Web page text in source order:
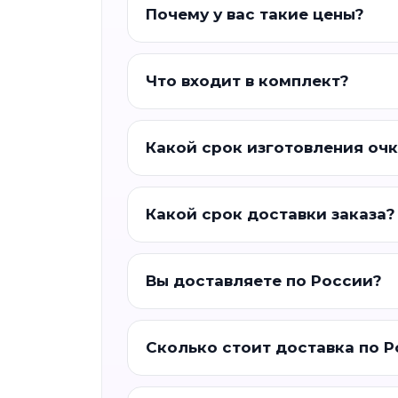
Почему у вас такие цены?
Что входит в комплект?
Какой срок изготовления
Какой срок доставки заказа?
Вы доставляете по России?
Сколько стоит доставка по